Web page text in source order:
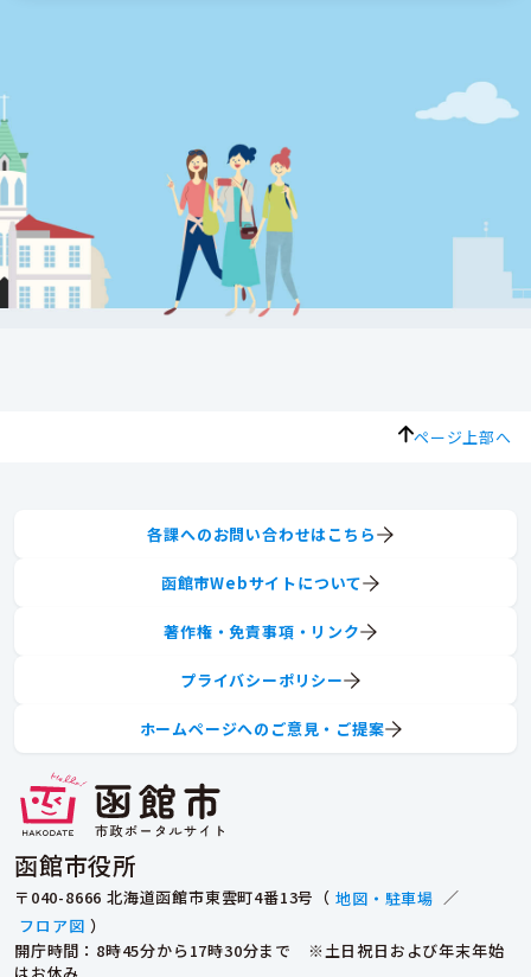
ページ上部へ
函館市役所
〒040-8666 北海道函館市東雲町4番13号（ 地図・駐車場 ／
フロア図 ）
開庁時間：8時45分から17時30分まで ※土日祝日および年末年始
各課へのお問い合わせはこちら
函館市Webサイトについて
著作権・免責事項・リンク
プライバシーポリシー
ホームページへのご意見・ご提案